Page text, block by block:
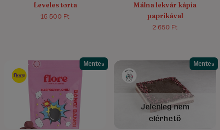
Leveles torta
15 500 Ft
Málna lekvár kápia
paprikával
2 650 Ft
Mentes Mentes
Jelenleg nem
elérhető